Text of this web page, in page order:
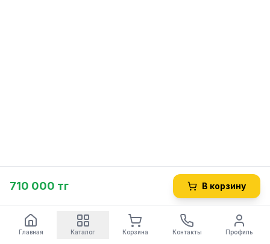
710 000 тг В корзину
Главная Каталог Корзина Контакты Профиль